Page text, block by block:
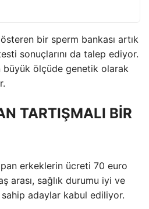
bir sperm bankası artık
sonuçlarını da talep ediyor.
büyük ölçüde genetik olarak
TARTIŞMALI BİR
erkeklerin ücreti 70 euro
arası, sağlık durumu iyi ve
adaylar kabul ediliyor.